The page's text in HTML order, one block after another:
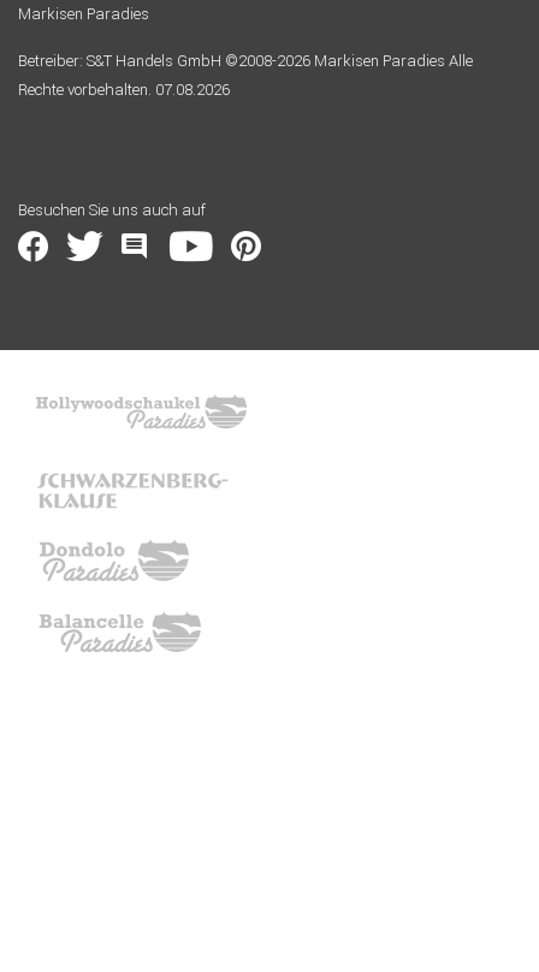
Markisen Paradies
Betreiber: S&T Handels GmbH ©2008-2026 Markisen Paradies Alle
Rechte vorbehalten. 07.08.2026
Besuchen Sie uns auch auf